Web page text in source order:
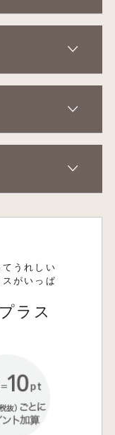
てうれしい
スがいっぱ
ラス